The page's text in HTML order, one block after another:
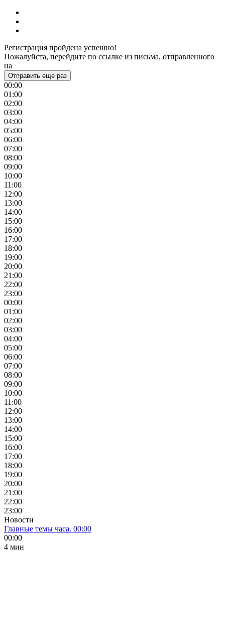
Регистрация пройдена успешно!
Пожалуйста, перейдите по ссылке из письма, отправленного
на
Отправить еще раз
00:00
01:00
02:00
03:00
04:00
05:00
06:00
07:00
08:00
09:00
10:00
11:00
12:00
13:00
14:00
15:00
16:00
17:00
18:00
19:00
20:00
21:00
22:00
23:00
00:00
01:00
02:00
03:00
04:00
05:00
06:00
07:00
08:00
09:00
10:00
11:00
12:00
13:00
14:00
15:00
16:00
17:00
18:00
19:00
20:00
21:00
22:00
23:00
Новости
Главные темы часа. 00:00
00:00
4 мин